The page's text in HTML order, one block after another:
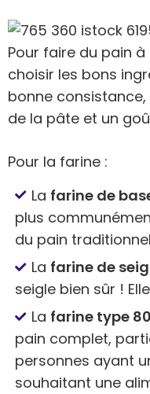
Pour faire du pain
choisir les bons
bonne
de la pâte et un
Pour la farine :
La farine de
plus
du pain
La farine de
seigle bien sûr !
La farine type 80
pain complet,
personnes ayant
souhaitant une